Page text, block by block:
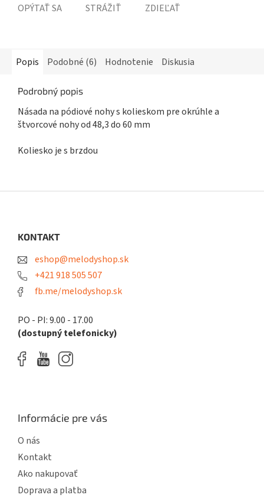
OPÝTAŤ SA STRÁŽIŤ ZDIEĽAŤ
Popis Podobné (6) Hodnotenie Diskusia
Podrobný popis
Násada na pódiové nohy s kolieskom pre okrúhle a
štvorcové nohy od 48,3 do 60 mm
Koliesko je s brzdou
KONTAKT
eshop@melodyshop.sk
+421 918 505 507
fb.me/melodyshop.sk
PO - PI: 9.00 - 17.00
(dostupný telefonicky)
Informácie pre vás
O nás
Kontakt
Ako nakupovať
Doprava a platba